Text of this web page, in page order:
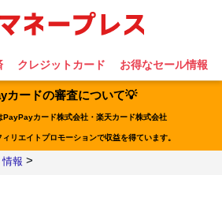
クレジットカード お得なセール情報
カードの審査について💡
PayPayカード株式会社・楽天カード株式会社
リエイトプロモーションで収益を得ています。
報 >